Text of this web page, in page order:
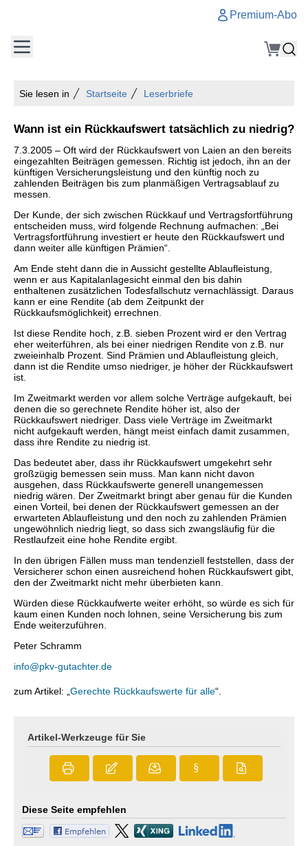
Premium-Abo
Sie lesen in Startseite Leserbriefe
Wann ist ein Rückkaufswert tatsächlich zu niedrig?
7.3.2005 – Oft wird der Rückkaufswert von Laien an den bereits
eingezahlten Beiträgen gemessen. Richtig ist jedoch, ihn an der
künftigen Versicherungsleistung und den künftig noch zu
zahlenden Beiträgen bis zum planmäßigen Vertragsablauf zu
messen.
Der Kunde, der sich zwischen Rückkauf und Vertragsfortführung
entscheiden muss, wird folgende Rechnung aufmachen: „Bei
Vertragsfortführung investiert er heute den Rückkaufswert und
dann weiter alle künftigen Prämien“.
Am Ende steht dann die in Aussicht gestellte Ablaufleistung,
wenn er aus Kapitalanlagesicht einmal den bis dahin
enthaltenen zusätzlichen Todesfallschutz vernachlässigt. Daraus
kann er eine Rendite (ab dem Zeitpunkt der
Rückkaufsmöglichkeit) errechnen.
Ist diese Rendite hoch, z.B. sieben Prozent wird er den Vertrag
eher weiterführen, als bei einer niedrigen Rendite von z.B. nur
zweieinhalb Prozent. Sind Prämien und Ablaufleistung gleich,
dann ist die Rendite umso niedriger, je höher der Rückkaufswert
ist.
Im Zweitmarkt werden vor allem solche Verträge aufgekauft, bei
denen die so gerechnete Rendite höher ist, also der
Rückkaufswert niedriger. Dass viele Verträge im Zweitmarkt
nicht aufgekauft werden, hängt meist einfach damit zusammen,
dass ihre Rendite zu niedrig ist.
Das bedeutet aber, dass ihr Rückkaufswert umgekehrt sehr
großzügig bemessen sein muss. Man kann nicht davon
ausgehen, dass Rückkaufswerte generell unangemessen
niedrig wären. Der Zweitmarkt bringt aber genau für die Kunden
einen Vorteil, bei denen der Rückkaufswert gemessen an der
erwarteten Ablaufleistung und den noch zu zahlenden Prämien
ungewöhnlich niedrig liegt, so dass sich zwangsläufig für die
Restlaufzeit eine hohe Rendite ergibt.
In den übrigen Fällen muss man tendenziell feststellen, dass der
Versicherer schon einen ausreichend hohen Rückkaufswert gibt,
den der Zweitmarkt nicht mehr überbieten kann.
Würden diese Rückkaufwerte weiter erhöht, so würde es sich für
kaum einen Kunden noch lohnen, seine Versicherung bis zum
Ende weiterzuführen.
Peter Schramm
info@pkv-gutachter.de
zum Artikel: „ Gerechte Rückkaufswerte für alle“.
Artikel-Werkzeuge für Sie
§
Diese Seite empfehlen